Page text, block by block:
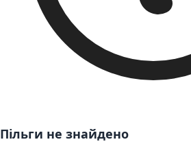
Пільги не знайдено